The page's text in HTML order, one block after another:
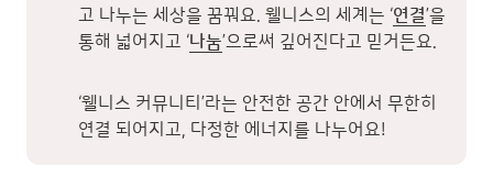
고 나누는 세상을 꿈꿔요. 웰니스의 세계는 ‘연결’을
통해 넓어지고 ‘나눔’으로써 깊어진다고 믿거든요.
‘웰니스 커뮤니티’라는 안전한 공간 안에서 무한히
연결 되어지고, 다정한 에너지를 나누어요!